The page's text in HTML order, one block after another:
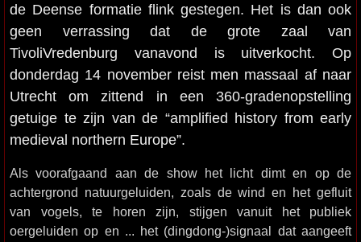
de Deense formatie flink gestegen. Het is dan ook
geen verrassing dat de grote zaal van
TivoliVredenburg vanavond is uitverkocht. Op
donderdag 14 november reist men massaal af naar
Utrecht om zittend in een 360-gradenopstelling
getuige te zijn van de “amplified history from early
medieval northern Europe”.
Als voorafgaand aan de show het licht dimt en op de
achtergrond natuurgeluiden, zoals de wind en het gefluit
van vogels, te horen zijn, stijgen vanuit het publiek
oergeluiden op en ... het (dingdong-)signaal dat aangeeft